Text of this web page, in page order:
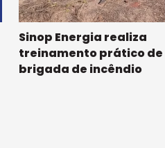
Sinop Energia realiza
treinamento prático de
brigada de incêndio